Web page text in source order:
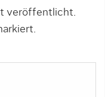
veröffentlicht.